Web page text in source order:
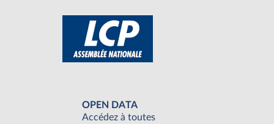
OPEN DATA
Accédez à toutes